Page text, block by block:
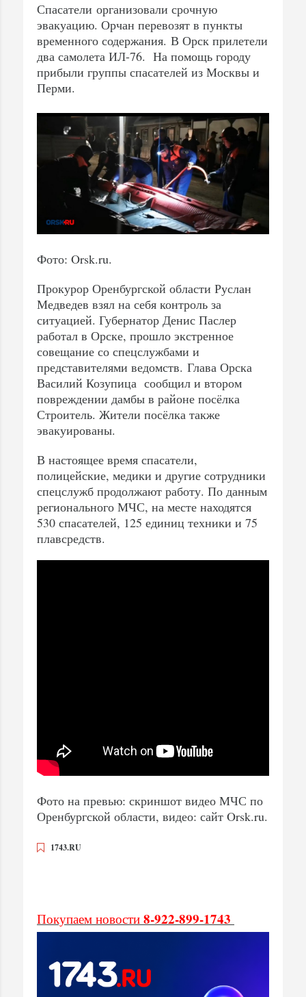
Спасатели организовали срочную
эвакуацию. Орчан перевозят в пункты
временного содержания. В Орск прилетели
два самолета ИЛ-76. На помощь городу
прибыли группы спасателей из Москвы и
Перми.
Фото: Orsk.ru.
Прокурор Оренбургской области Руслан
Медведев взял на себя контроль за
ситуацией. Губернатор Денис Паслер
работал в Орске, прошло экстренное
совещание со спецслужбами и
представителями ведомств. Глава Орска
Василий Козупица сообщил и втором
повреждении дамбы в районе посёлка
Строитель. Жители посёлка также
эвакуированы.
В настоящее время спасатели,
полицейские, медики и другие сотрудники
спецслужб продолжают работу. По данным
регионального МЧС, на месте находятся
530 спасателей, 125 единиц техники и 75
плавсредств.
Фото на превью: скриншот видео МЧС по
Оренбургской области, видео: сайт Orsk.ru.
1743.RU
Покупаем новости 8-922-899-1743